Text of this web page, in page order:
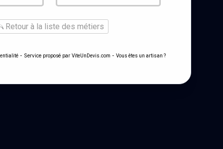
Retour à la liste des métiers
- Service proposé par ViteUnDevis.com - Vous êtes un artisan ?